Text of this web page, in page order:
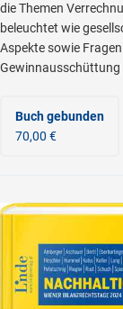
die Themen
beleuchtet wie
Aspekte sowie
Gewinnausschüttung
Buch gebunden
70,00 €